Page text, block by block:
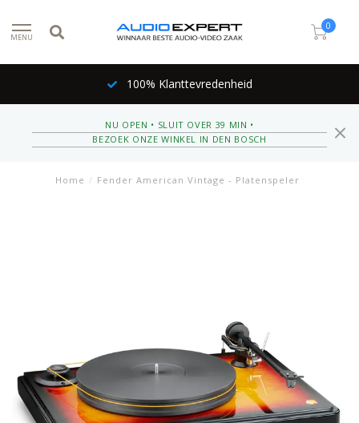
MENU
0
100% Klanttevredenheid
NU OPEN • SLUIT OVER 39 MIN •
BEZOEK ONZE WINKEL IN DEN BOSCH
Home / Fender American Vintage - Platenspeler